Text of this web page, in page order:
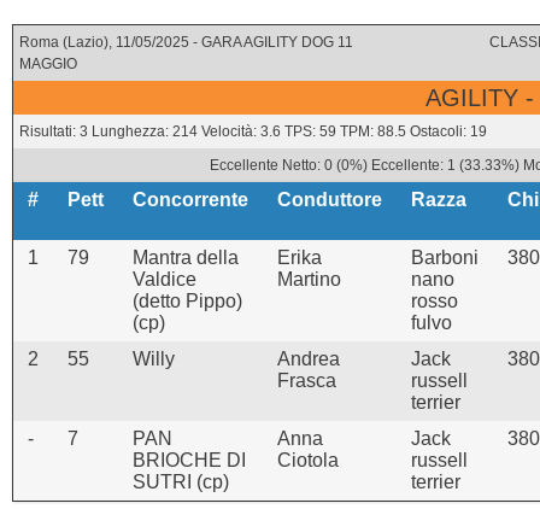
Roma (Lazio), 11/05/2025 - GARA AGILITY DOG 11
MAGGIO
AGILITY -
Risultati: 3 Lunghezza: 214 Velocità: 3.6 TPS: 59 TPM: 88.5 Ostacoli: 19
Eccellente Netto: 0 (0%) Eccellente: 1 (33.33%)
# Pett Concorrente Conduttore Razza
1 79
Mantra della
Valdice
(detto Pippo)
(cp)
Erika
Martino
Barboni
nano
rosso
fulvo
2 55 Willy
Andrea
Frasca
Jack
russell
terrier
- 7
PAN
BRIOCHE DI
SUTRI (cp)
Anna
Ciotola
Jack
russell
terrier